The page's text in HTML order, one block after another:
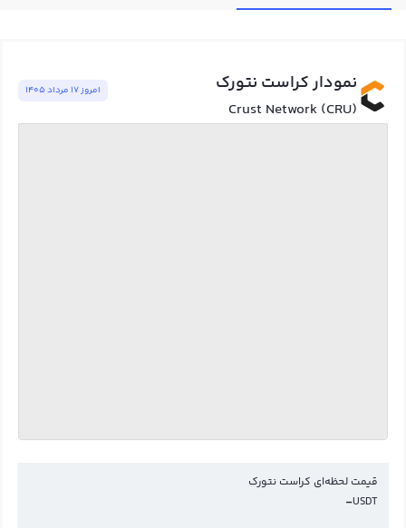
نمودار کراست نتورک
Crust Network (CRU)
امروز ١٧ مرداد ١٤٠٥
قیمت لحظه‌ای کراست نتورک
USDT
-